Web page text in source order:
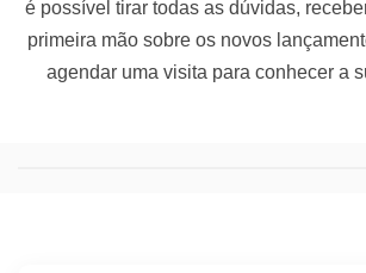
é possível tirar todas as dúvidas,
primeira mão sobre os novos
agendar uma visita para conhecer a